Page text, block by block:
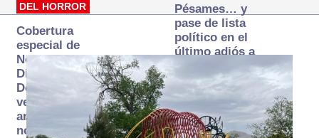
DEL HORROR
Cobertura
especial de
Norte
Digital:
Donde la
verdad
arde… pero
no se
Pésames… y
pase de lista
político en el
último adiós a